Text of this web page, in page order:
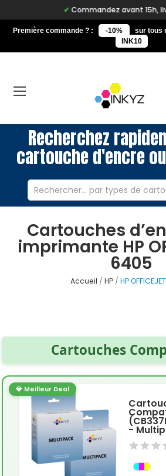
Commandez avant 15h, livré
Première commande ? : -10%
sur tous
INK10
Recherchez
cartouche d'encre
Cartouches
imprimante HP
6405
Accueil HP HP
Cartouches
💎 Meilleur Deal
-